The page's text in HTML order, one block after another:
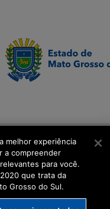
melhor experiência
a compreender
para você.
que trata da
Grosso do Sul.